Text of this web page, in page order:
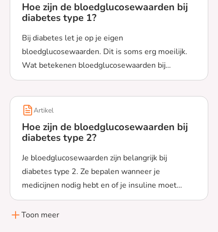
Hoe zijn de bloedglucosewaarden bij
diabetes type 1?
Bij diabetes let je op je eigen
bloedglucosewaarden. Dit is soms erg moeilijk.
Wat betekenen bloedglucosewaarden bij
diabetes type 1? Bekijk het hier.
Lees meer over Hoe zijn de bloedglucosewaarden bij
Artikel
Hoe zijn de bloedglucosewaarden bij
diabetes type 2?
Je bloedglucosewaarden zijn belangrijk bij
diabetes type 2. Ze bepalen wanneer je
medicijnen nodig hebt en of je insuline moet
spuiten. Maar wat zijn normale
bloedglucosewaarden?
Lees meer over Hoe zijn de bloedglucosewaarden bij
Toon meer